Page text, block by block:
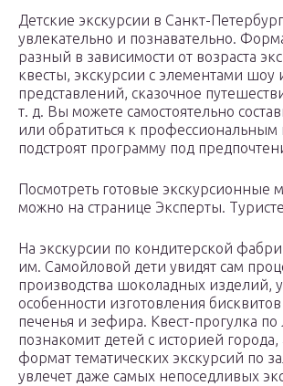
Детские экскурсии в Санкт-
увлекательно и познавательно.
разный в зависимости от возраста
квесты, экскурсии с элементами шоу
представлений, сказочное
т. д. Вы можете самостоятельно
или обратиться к профессиональным
подстроят программу под
Посмотреть готовые экскурсионные
можно на странице Эксперты.
На экскурсии по кондитерской
им. Самойловой дети увидят сам
производства шоколадных изделий,
особенности изготовления
печенья и зефира. Квест-прогулка по
познакомит детей с историей города,
формат тематических экскурсий по
увлечет даже самых непоседливых